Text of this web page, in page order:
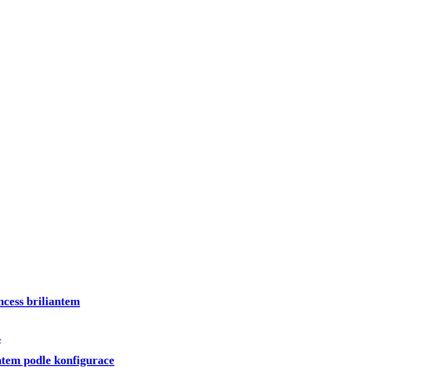
briliantem
podle konfigurace